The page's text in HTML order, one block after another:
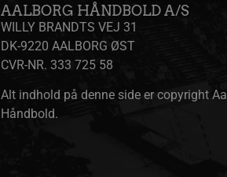
AALBORG HÅNDBOLD A/S
WILLY BRANDTS VEJ 31
DK-9220 AALBORG ØST
CVR-NR. 333 725 58
Alt indhold på denne side er copyright
Håndbold.
Navn